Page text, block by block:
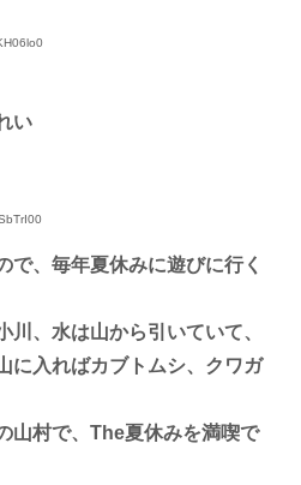
い
で、毎年夏休みに遊びに行く
川、水は山から引いていて、
に入ればカブトムシ、クワガ
山村で、The夏休みを満喫で